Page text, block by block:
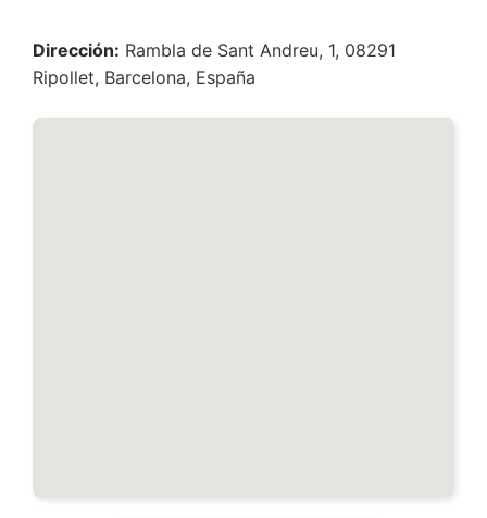
Dirección: Rambla de Sant Andreu, 1, 08291
Ripollet, Barcelona, España